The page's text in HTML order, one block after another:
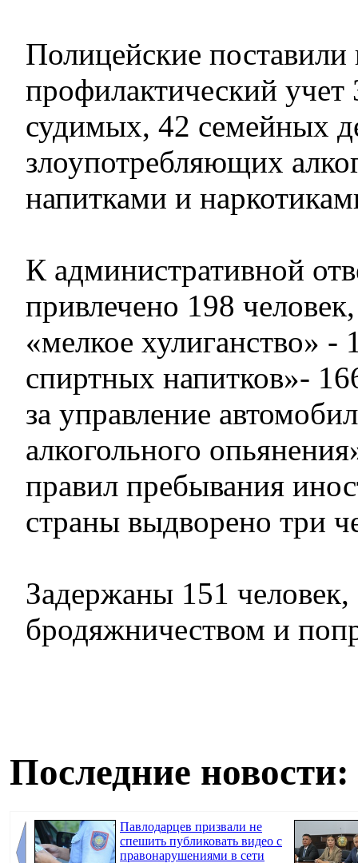
Полицейские поставили
профилактический учет
судимых, 42 семейных
злоупотребляющих
напитками и
К административной
привлечено 198
«мелкое хулиганство» -
спиртных напитков»-
за управление
алкогольного
правил пребывания
страны выдворено три
Задержаны 151
бродяжничеством и
Последние новости:
Павлодарцев призвали не
спешить публиковать видео с
правонарушениями в сети